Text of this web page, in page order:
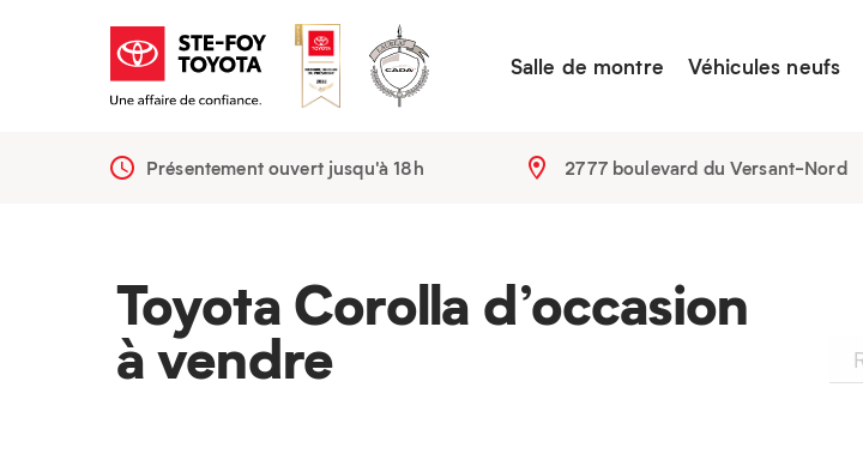
Salle de montre Véhicules neufs
Présentement ouvert jusqu'à 18h 2777 boulevard du Versant-Nord
Toyota Corolla d’occasion
à vendre